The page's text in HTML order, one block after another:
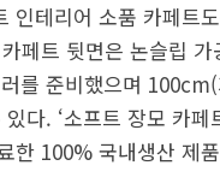
인테리어 소품 카페트
페트 뒷면은 논슬립
를 준비했으며
다. ‘소프트 장모 카
한 100% 국내생산 제